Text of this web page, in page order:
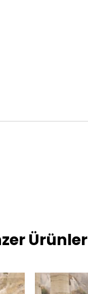
Ürünler